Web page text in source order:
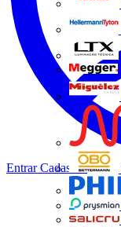
EntrarCadastrar